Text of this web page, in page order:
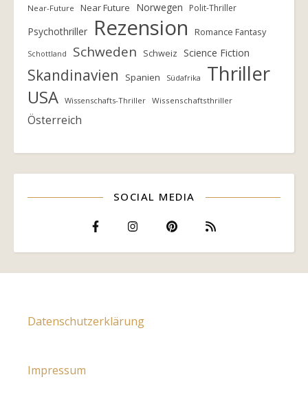
Near-Future Near Future Norwegen Polit-Thriller
Psychothriller Rezension Romance Fantasy
Schottland Schweden Schweiz Science Fiction
Skandinavien Spanien Südafrika Thriller
USA Wissenschafts-Thriller Wissenschaftsthriller
Österreich
SOCIAL MEDIA
Datenschutzerklärung
Impressum